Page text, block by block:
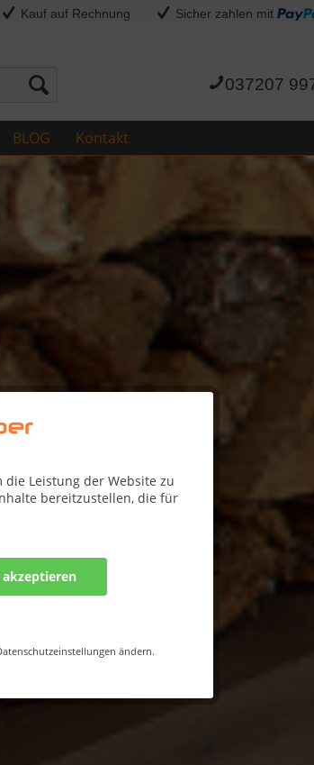
Kauf auf Rechnung Sicher zahlen mit
037207
BLOG Kontakt
die Leistung der Website zu
bereitzustellen, die für
akzeptieren
ändern.